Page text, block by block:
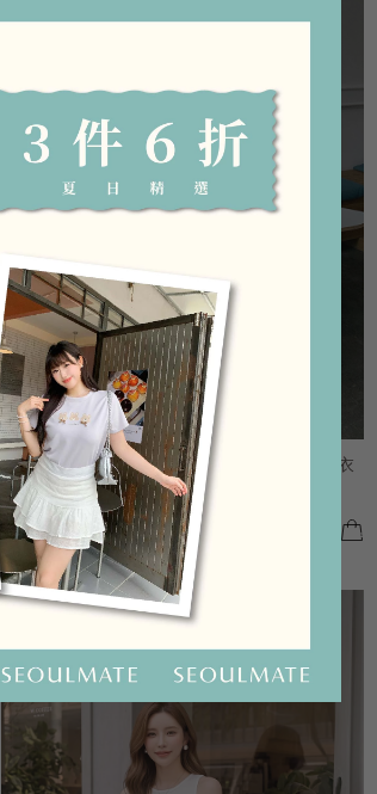
HOOLOOLOO聯名-KUKU熊蝴蝶結短袖上衣
S M L 全尺碼
NT.690